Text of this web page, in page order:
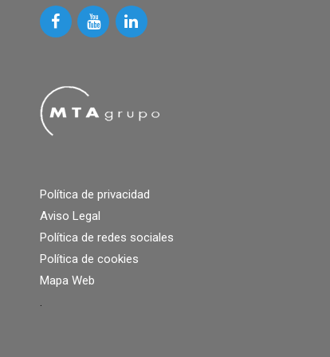
Política de privacidad
Aviso Legal
Política de redes sociales
Política de cookies
Mapa Web
.